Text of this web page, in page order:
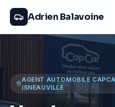
Adrien Balavoine
AGENT AUTOMOBILE
ISNEAUVILLE